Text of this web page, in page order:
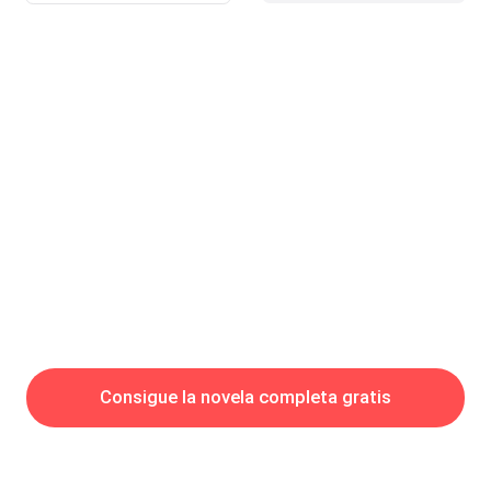
hizo un examen físico general se tardó aproximadamente una
Consigue la novela completa gratis